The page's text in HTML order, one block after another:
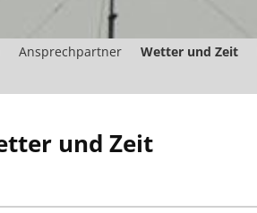
Ansprechpartner Wetter und Zeit
und Zeit